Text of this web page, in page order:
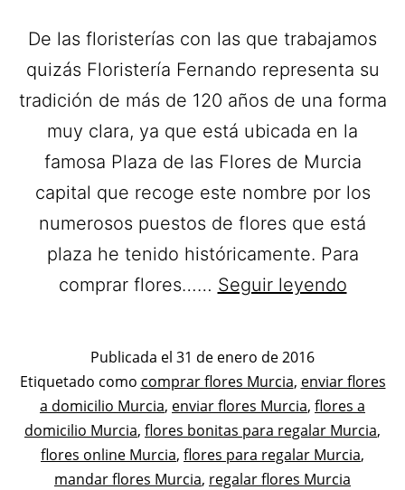
De las floristerías con las que trabajamos
quizás Floristería Fernando representa su
tradición de más de 120 años de una forma
muy clara, ya que está ubicada en la
famosa Plaza de las Flores de Murcia
capital que recoge este nombre por los
numerosos puestos de flores que está
plaza he tenido históricamente. Para
comprar flores…… Seguir leyendo
a
en
Publicada el 31 de enero de 2016
Categorizado
como
Flores
Etiquetado como comprar flores Murcia, enviar flores
a domicilio Murcia, enviar flores Murcia, flores a
domicilio Murcia, flores bonitas para regalar Murcia,
flores online Murcia, flores para regalar Murcia,
mandar flores Murcia, regalar flores Murcia